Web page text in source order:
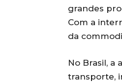
grandes
Com a
da
No Brasil, a
transporte,